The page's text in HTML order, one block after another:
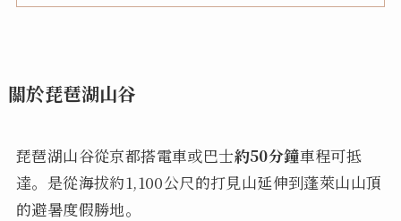
關於琵琶湖山谷
琵琶湖山谷從京都搭電車或巴士約50分鐘車程可抵
達。是從海拔約1,100公尺的打見山延伸到蓬萊山山頂
的避暑度假勝地。